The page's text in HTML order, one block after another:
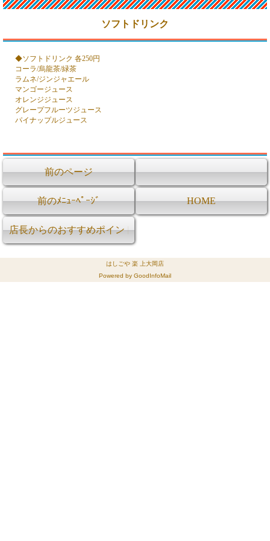
ソフトドリンク
◆ソフトドリンク 各250円
コーラ/烏龍茶/緑茶
ラムネ/ジンジャエール
マンゴージュース
オレンジジュース
グレープフルーツジュース
パイナップルジュース
前のページ
前のﾒﾆｭｰﾍﾟｰｼﾞ HOME
店長からのおすすめポイント
はしごや 楽 上大岡店
Powered by GoodInfoMail